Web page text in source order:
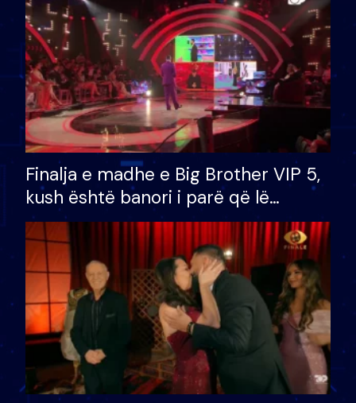
Finalja e madhe e Big Brother VIP 5,
kush është banori i parë që lë
shtëpinë dhe humb mundësinë për
të fituar çmimin e madh